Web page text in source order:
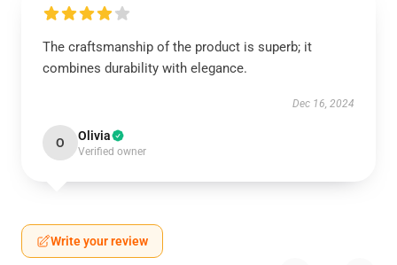
The craftsmanship of the product is superb; it
combines durability with elegance.
Dec 16, 2024
O Olivia
Verified owner
Write your review